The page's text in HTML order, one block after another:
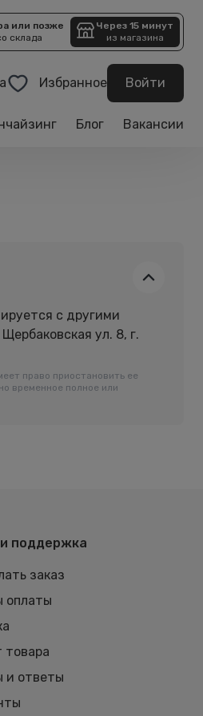
или позже
склада
Через 15 минут
из магазина
Избранное Войти
Блог Вакансии
с другими
ул. 8, г.
право приостановить ее
временное полное или
поддержка
заказ
оплаты
товара
и ответы